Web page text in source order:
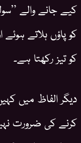
کیے جانے والے
کو پاؤں ہلاتے ہوئے
کو تیز رکھتا ہے۔
کرنے کی ضرورت